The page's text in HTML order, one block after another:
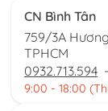
CN Bình Tân
759/3A
TPHCM
0932.713.594 -
9:00 - 18:00